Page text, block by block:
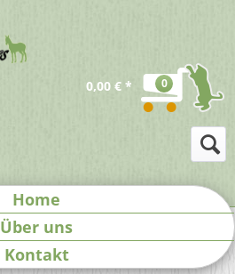
0
0,00 € *
Home
Über uns
Kontakt